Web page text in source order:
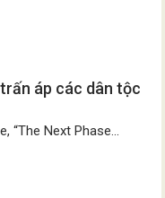
áp các dân tộc
“The Next Phase...